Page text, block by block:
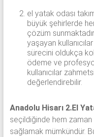
el yatak odası
büyük şehirlerde
çözüm
yaşayan
sürecini oldukça
ödeme ve
kullanıcılar
değerlendirebilir.
Anadolu Hisarı 2.El
seçildiğinde hem
sağlamak mümkündür.